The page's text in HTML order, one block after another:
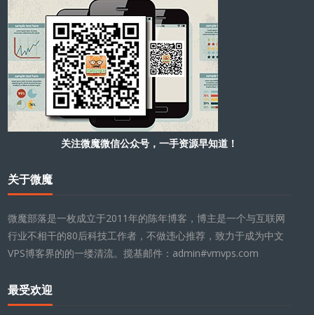
关注微魔微信公众号，一手资源早知道！
关于微魔
微魔部落是一枚成立于2011年的陈年博客，博主是一个与互联网
行业不相干的80后科技工作者，不做违心推荐，致力于成为中文
VPS博客界的的一缕清流。搅基邮件：admin#vmvps.com
最受欢迎